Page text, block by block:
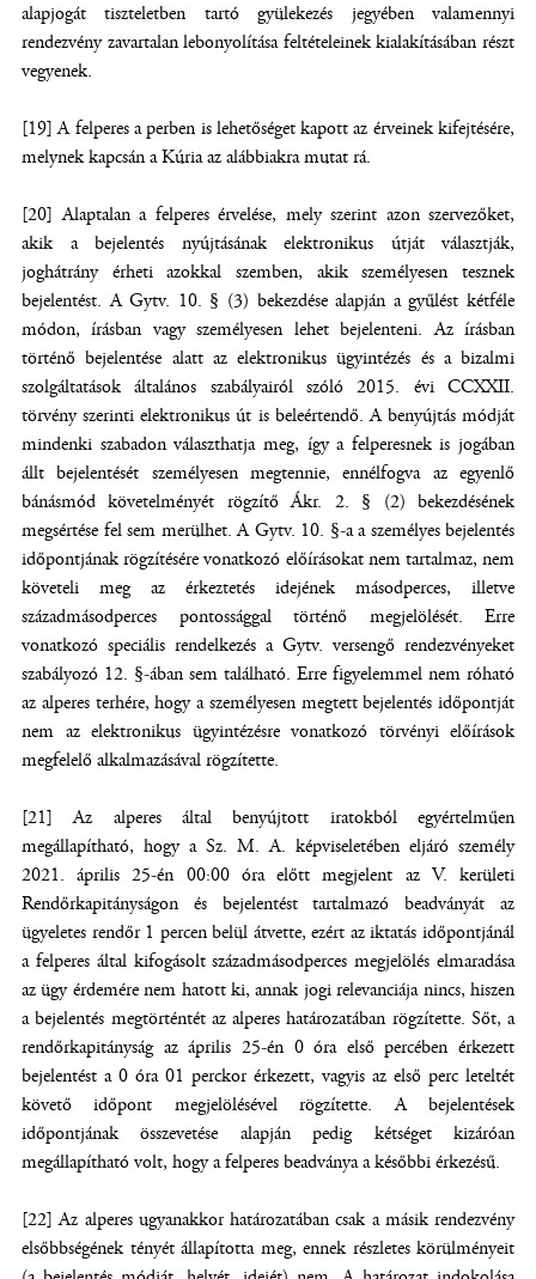
alapjogát tiszteletben tartó gyülekezés jegyében valamennyi
rendezvény zavartalan lebonyolítása feltételeinek kialakításában részt
vegyenek.
[19] A felperes a perben is lehetőséget kapott az érveinek kifejtésére,
melynek kapcsán a Kúria az alábbiakra mutat rá.
[20] Alaptalan a felperes érvelése, mely szerint azon szervezőket,
akik a bejelentés nyújtásának elektronikus útját választják,
joghátrány érheti azokkal szemben, akik személyesen tesznek
bejelentést. A Gytv. 10. § (3) bekezdése alapján a gyűlést kétféle
módon, írásban vagy személyesen lehet bejelenteni. Az írásban
történő bejelentése alatt az elektronikus ügyintézés és a bizalmi
szolgáltatások általános szabályairól szóló 2015. évi CCXXII.
törvény szerinti elektronikus út is beleértendő. A benyújtás módját
mindenki szabadon választhatja meg, így a felperesnek is jogában
állt bejelentését személyesen megtennie, ennélfogva az egyenlő
bánásmód követelményét rögzítő Ákr. 2. § (2) bekezdésének
megsértése fel sem merülhet. A Gytv. 10. §-a a személyes bejelentés
időpontjának rögzítésére vonatkozó előírásokat nem tartalmaz, nem
követeli meg az érkeztetés idejének másodperces, illetve
századmásodperces pontossággal történő megjelölését. Erre
vonatkozó speciális rendelkezés a Gytv. versengő rendezvényeket
szabályozó 12. §-ában sem található. Erre figyelemmel nem róható
az alperes terhére, hogy a személyesen megtett bejelentés időpontját
nem az elektronikus ügyintézésre vonatkozó törvényi előírások
megfelelő alkalmazásával rögzítette.
[21] Az alperes által benyújtott iratokból egyértelműen
megállapítható, hogy a Sz. M. A. képviseletében eljáró személy
2021. április 25-én 00:00 óra előtt megjelent az V. kerületi
Rendőrkapitányságon és bejelentést tartalmazó beadványát az
ügyeletes rendőr 1 percen belül átvette, ezért az iktatás időpontjánál
a felperes által kifogásolt századmásodperces megjelölés elmaradása
az ügy érdemére nem hatott ki, annak jogi relevanciája nincs, hiszen
a bejelentés megtörténtét az alperes határozatában rögzítette. Sőt, a
rendőrkapitányság az április 25-én 0 óra első percében érkezett
bejelentést a 0 óra 01 perckor érkezett, vagyis az első perc leteltét
követő időpont megjelölésével rögzítette. A bejelentések
időpontjának összevetése alapján pedig kétséget kizáróan
megállapítható volt, hogy a felperes beadványa a későbbi érkezésű.
[22] Az alperes ugyanakkor határozatában csak a másik rendezvény
elsőbbségének tényét állapította meg, ennek részletes körülményeit